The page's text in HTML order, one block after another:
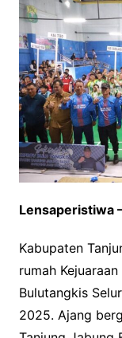
Lensaperistiwa
Kabupaten
rumah
Bulutangkis
2025. Ajang